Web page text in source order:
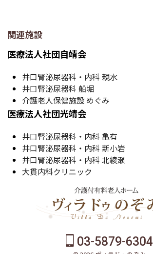
関連施設
医療法人社団自靖会
井口腎泌尿器科・内科 親水
井口腎泌尿器科 船堀
介護老人保健施設 めぐみ
医療法人社団光靖会
井口腎泌尿器科・内科 亀有
井口腎泌尿器科・内科 新小岩
井口腎泌尿器科・内科 北綾瀬
大貫内科クリニック
03-5879-6304